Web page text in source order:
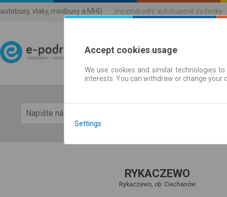
autobusy, vlaky, minibusy a MHD mezinárodní autobusové jízdenky
Jízdni řády a jízdenky
RYKACZEWO
Rykaczewo, ob. Ciechanów
Accept cookies usage
We use cookies and similar technologies
interests. You can withdraw or change
Settings